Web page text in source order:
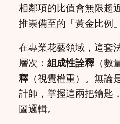
相鄰項的比值會無限趨
推崇備至的「黃金比例」
在專業花藝領域，這套
層次： 組成性詮釋 （數
釋 （視覺權重）。無論
計師，掌握這兩把鑰匙
圖邏輯。